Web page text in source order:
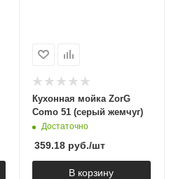
Кухонная мойка ZorG
Como 51 (серый жемчуг)
Достаточно
359.18руб./шт
В корзину